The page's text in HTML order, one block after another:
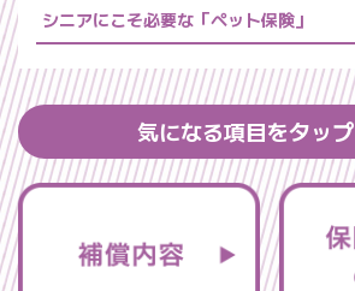
シニアにこそ必要な「ペット保険」
気になる項目をタップ